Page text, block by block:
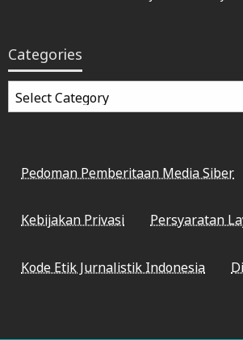
Categories
Categories
Pedoman Pemberitaan Media Siber
Kebijakan Privasi Persyaratan
Kode Etik Jurnalistik Indonesia